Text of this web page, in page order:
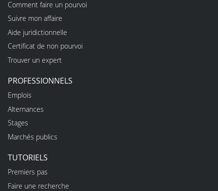
Comment faire un pourvoi
Suivre mon affaire
Aide juridictionnelle
Certificat de non pourvoi
Trouver un expert
PROFESSIONNELS
Emplois
Alternances
Stages
Marchés publics
TUTORIELS
Premiers pas
Faire une recherche